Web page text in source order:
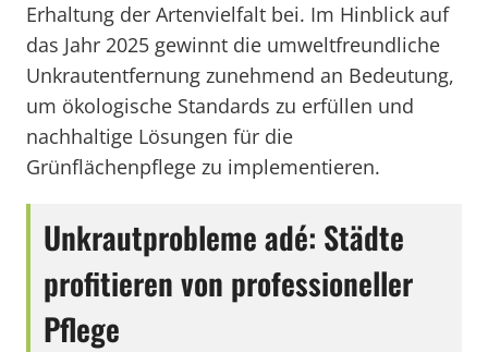
Erhaltung der Artenvielfalt bei. Im Hinblick auf
das Jahr 2025 gewinnt die umweltfreundliche
Unkrautentfernung zunehmend an Bedeutung,
um ökologische Standards zu erfüllen und
nachhaltige Lösungen für die
Grünflächenpflege zu implementieren.
Unkrautprobleme adé: Städte
profitieren von professioneller
Pflege